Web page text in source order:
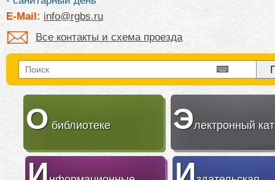
E-Mail: info@rgbs.ru
Все контакты и схема проезда
О библиотеке Электронный
И И